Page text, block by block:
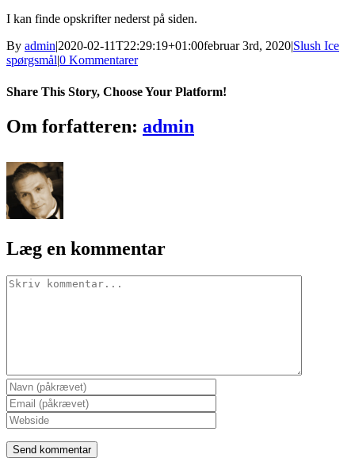
I kan finde opskrifter nederst på siden.
By admin|2020-02-11T22:29:19+01:00februar 3rd, 2020|Slush Ice
spørgsmål|0 Kommentarer
Share This Story, Choose Your Platform!
Facebook
Twitter
Reddit
LinkedIn
WhatsApp
Tumblr
Pinterest
Vk
E-
mail
Om forfatteren: admin
Læg en kommentar
Comment